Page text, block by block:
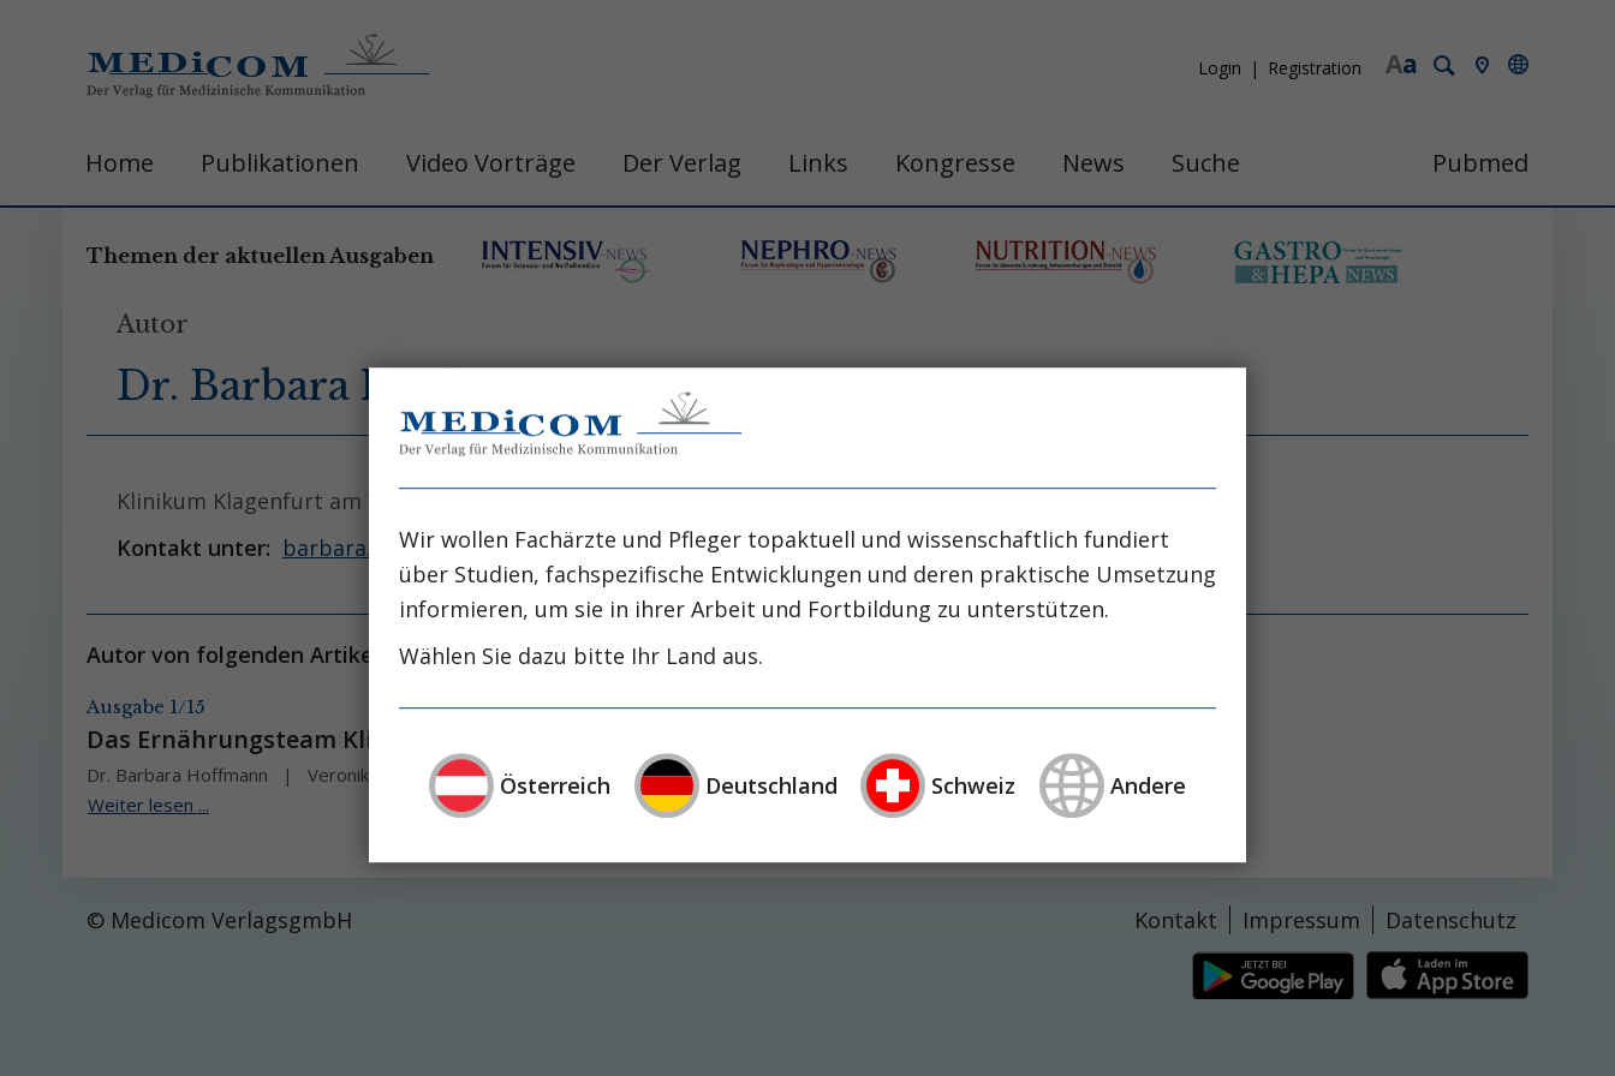
a
A
Login Registration
Home Publikationen Video Vorträge Der Verlag Links Kongresse News Suche Pubmed
Themen der aktuellen Ausgaben
Autor
Dr. Barbara Hoffmann
Klinikum Klagenfurt am Wörthersee, Abteilung für Akutgeriatrie/Remobilisation
Kontakt unter: barbara.hoffmann@kabeg.at
Autor von folgenden Artikeln:
Ausgabe 1/15
Das Ernährungsteam Klinikum Klagenfurt
Dr. Barbara Hoffmann
Veronika Brandstätter
Weiter lesen ...
© Medicom VerlagsgmbH Kontakt Impressum Datenschutz
Wir wollen Fachärzte und Pfleger topaktuell und wissenschaftlich fundiert
über Studien, fachspezifische Entwicklungen und deren praktische Umsetzung
informieren, um sie in ihrer Arbeit und Fortbildung zu unterstützen.
Wählen Sie dazu bitte Ihr Land aus.
Österreich Deutschland Schweiz Andere